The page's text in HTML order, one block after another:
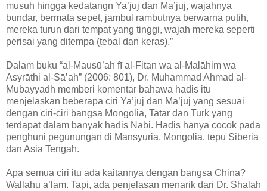
musuh hingga kedatangn Ya’juj dan Ma’juj, wajahnya
bundar, bermata sepet, jambul rambutnya berwarna putih,
mereka turun dari tempat yang tinggi, wajah mereka seperti
perisai yang ditempa (tebal dan keras).”
Dalam buku “al-Mausū’ah fī al-Fitan wa al-Malāhim wa
Asyrāthi al-Sā’ah” (2006: 801), Dr. Muhammad Ahmad al-
Mubayyadh memberi komentar bahawa hadis itu
menjelaskan beberapa ciri Ya’juj dan Ma’juj yang sesuai
dengan ciri-ciri bangsa Mongolia, Tatar dan Turk yang
terdapat dalam banyak hadis Nabi. Hadis hanya cocok pada
penghuni pegunungan di Mansyuria, Mongolia, tepu Siberia
dan Asia Tengah.
Apa semua ciri itu ada kaitannya dengan bangsa China?
Wallahu a’lam. Tapi, ada penjelasan menarik dari Dr. Shalah